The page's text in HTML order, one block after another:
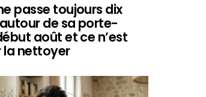
passe toujours dix
de sa porte-
août et ce n’est
la nettoyer